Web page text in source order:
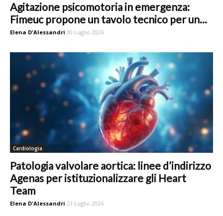
Agitazione psicomotoria in emergenza:
Fimeuc propone un tavolo tecnico per un...
Elena D'Alessandri 30 Luglio 2026
Cardiologia
Patologia valvolare aortica: linee d’indirizzo
Agenas per istituzionalizzare gli Heart
Team
Elena D'Alessandri 23 Luglio 2026